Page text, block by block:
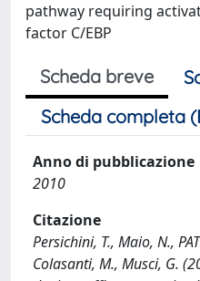
pathway requiring
factor C/EBP
Scheda breve
Scheda completa
Anno di pubblicazione
2010
Citazione
Persichini, T., Maio, N.,
Colasanti, M., Musci, G.